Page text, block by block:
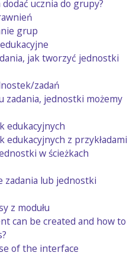
dodać ucznia do grupy?
grup
jak tworzyć jednostki
zadań
zadania, jednostki możemy
edukacyjnych
edukacyjnych z przykładami
w ścieżkach
zadania lub jednostki
z modułu
can be created and how to
of the interface